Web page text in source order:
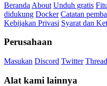
Beranda About Unduh gratis
didukung Docker Catatan
Kebijakan Privasi Syarat dan
Perusahaan
Masukan Discord Twitter
Alat kami lainnya